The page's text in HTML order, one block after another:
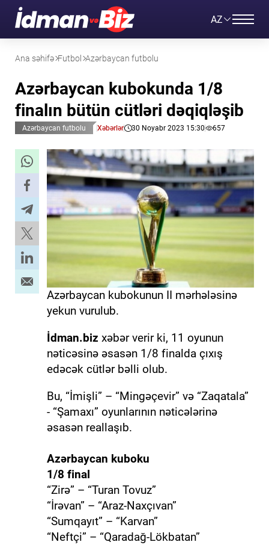
AZ
Ana səhifə Futbol Azərbaycan futbolu
Azərbaycan kubokunda 1/8
finalın bütün cütləri dəqiqləşib
Azərbaycan futbolu Xəbərlər 30 Noyabr 2023 15:30 657
Azərbaycan kubokunun II mərhələsinə
yekun vurulub.
İdman.biz xəbər verir ki, 11 oyunun
nəticəsinə əsasən 1/8 finalda çıxış
edəcək cütlər bəlli olub.
Bu, “İmişli” – “Mingəçevir” və “Zaqatala”
- “Şamaxı” oyunlarının nəticələrinə
əsasən reallaşıb.
Azərbaycan kuboku
1/8 final
“Zirə” – “Turan Tovuz”
“İrəvan” – “Araz-Naxçıvan”
“Sumqayıt” – “Karvan”
“Neftçi” – “Qaradağ-Lökbatan”